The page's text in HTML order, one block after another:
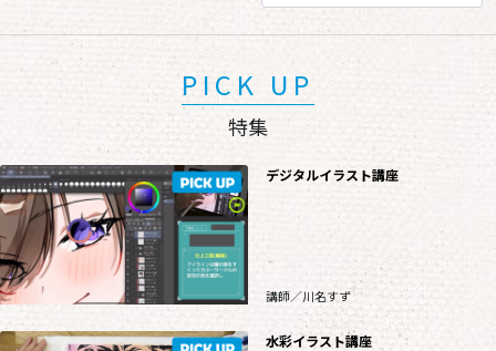
PICK UP
特集
デジタルイラスト講座
講師／川名すず
水彩イラスト講座